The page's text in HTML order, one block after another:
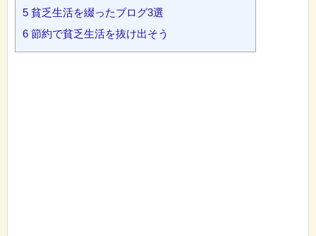
5 貧乏生活を綴ったブログ3選
6 節約で貧乏生活を抜け出そう